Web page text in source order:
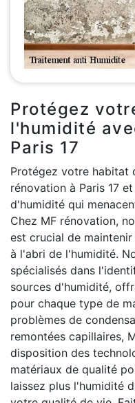
Protégez
l'humidité
Paris 17
Protégez votre habitat
rénovation à Paris 17
d'humidité qui
Chez MF rénovation,
est crucial de
à l'abri de l'humidité.
spécialisés dans
sources d'humidité,
pour chaque type de
problèmes de
remontées capillaires,
disposition des
matériaux de qualité
laissez plus l'humidité